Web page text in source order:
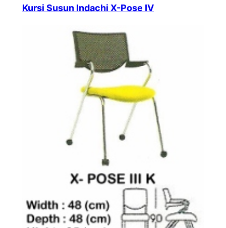
Kursi Susun Indachi X-Pose IV